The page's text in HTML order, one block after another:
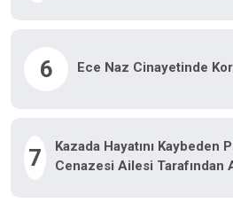
6 Ece Naz Cinayetinde
7
Kazada Hayatını Kaybeden
Cenazesi Ailesi Tarafından